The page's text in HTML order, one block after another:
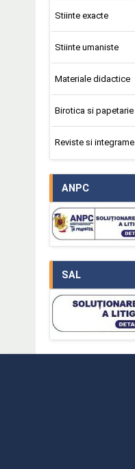
Stiinte exacte
Stiinte umaniste
Materiale didactice
Birotica si papetarie
Reviste si integrame
ANPC
SAL